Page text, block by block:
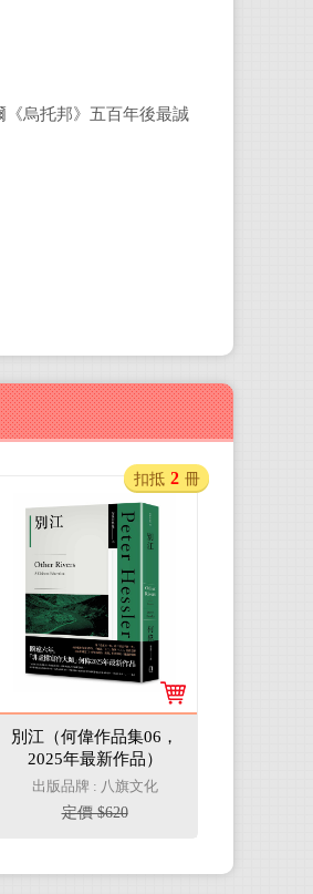
烏托邦》五百年後最誠
別江（何偉作品集06，
2025年最新作品）
出版品牌 : 八旗文化
定價 $620
扣抵 2 冊